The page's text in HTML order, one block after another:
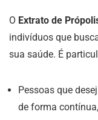
O Extrato de
indivíduos que
sua saúde. É
Pessoas que
de forma